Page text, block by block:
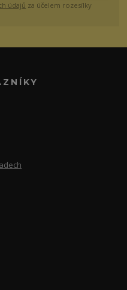
údajů za účelem rozesílky